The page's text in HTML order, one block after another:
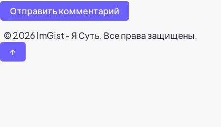
Отправить комментарий
© 2026 ImGist - Я Суть. Все права защищены.
↑